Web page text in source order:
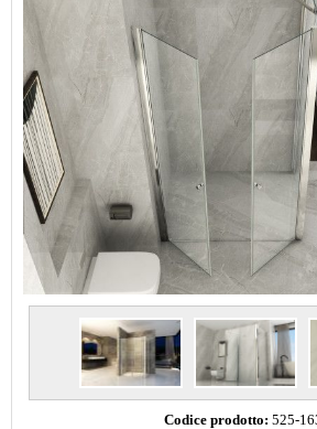
Codice prodotto: 525-